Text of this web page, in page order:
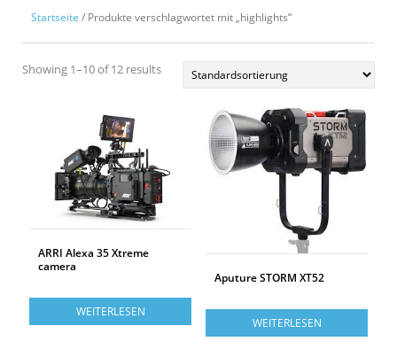
Startseite / Produkte verschlagwortet mit „highlights“
Showing 1–10 of 12 results
ARRI Alexa 35 Xtreme
camera
WEITERLESEN
Aputure STORM XT52
WEITERLESEN